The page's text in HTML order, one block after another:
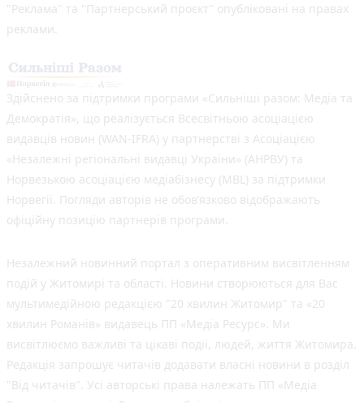
"Реклама" та "Партнерський проєкт" опубліковані на правах
реклами.
Здійснено за підтримки програми «Сильніші разом: Медіа та
Демократія», що реалізується Всесвітньою асоціацією
видавців новин (WAN-IFRA) у партнерстві з Асоціацією
«Незалежні регіональні видавці України» (АНРВУ) та
Норвезькою асоціацією медіабізнесу (MBL) за підтримки
Норвегії. Погляди авторів не обов’язково відображають
офіційну позицію партнерів програми.
Незалежний новинний портал з оперативним висвітленням
подій у Житомирі та області. Новини створюються для Вас
мультимедійною редакцією "20 хвилин Житомир" та «20
хвилин Романів» видавець ПП «Медіа Ресурс». Ми
висвітлюємо важливі та цікаві події, людей, життя Житомира.
Редакція запрошує читачів додавати власні новини в розділ
"Від читачів". Усі авторські права належать ПП «Медіа